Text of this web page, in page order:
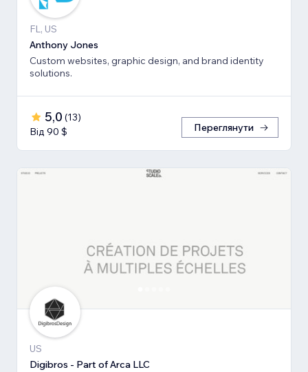
FL, US
Anthony Jones
Custom websites, graphic design, and brand identity
solutions.
5,0 (13)
Від 90 $
Переглянути
US
Digibros - Part of Arca LLC